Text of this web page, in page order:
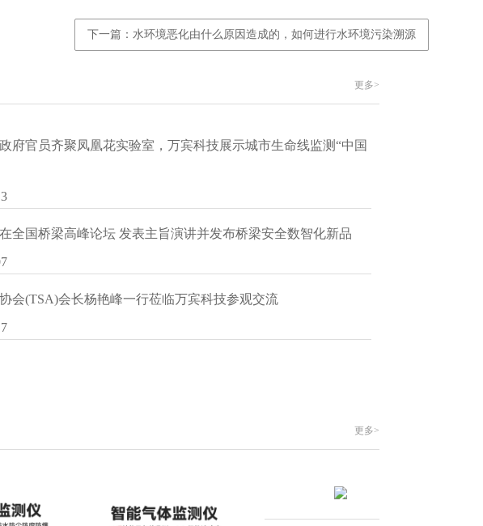
下一篇：水环境恶化由什么原因造成的，如何进行水环境污染溯源
更多>
府官员齐聚凤凰花实验室，万宾科技展示城市生命线监测“中国
全国桥梁高峰论坛 发表主旨演讲并发布桥梁安全数智化新品
会(TSA)会长杨艳峰一行莅临万宾科技参观交流
更多>